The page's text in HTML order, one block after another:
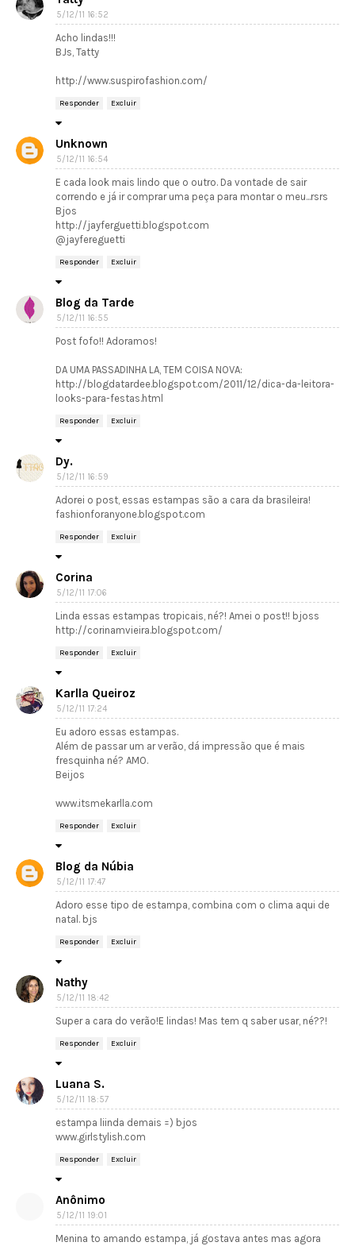
5/12/11 16:52
Acho lindas!!!
BJs, Tatty
http://www.suspirofashion.com/
Responder Excluir
Unknown
5/12/11 16:54
E cada look mais lindo que o outro. Da vontade de sair
correndo e já ir comprar uma peça para montar o meu...rsrs
Bjos
http://jayferguetti.blogspot.com
@jayfereguetti
Responder Excluir
Blog da Tarde
5/12/11 16:55
Post fofo!! Adoramos!
DA UMA PASSADINHA LA, TEM COISA NOVA:
http://blogdatardee.blogspot.com/2011/12/dica-da-leitora-
looks-para-festas.html
Responder Excluir
Dy.
5/12/11 16:59
Adorei o post, essas estampas são a cara da brasileira!
fashionforanyone.blogspot.com
Responder Excluir
Corina
5/12/11 17:06
Linda essas estampas tropicais, né?! Amei o post!! bjoss
http://corinamvieira.blogspot.com/
Responder Excluir
Karlla Queiroz
5/12/11 17:24
Eu adoro essas estampas.
Além de passar um ar verão, dá impressão que é mais
fresquinha né? AMO.
Beijos
www.itsmekarlla.com
Responder Excluir
Blog da Núbia
5/12/11 17:47
Adoro esse tipo de estampa, combina com o clima aqui de
natal. bjs
Responder Excluir
Nathy
5/12/11 18:42
Super a cara do verão!E lindas! Mas tem q saber usar, né??!
Responder Excluir
Luana S.
5/12/11 18:57
estampa liinda demais =) bjos
www.girlstylish.com
Responder Excluir
Anônimo
5/12/11 19:01
Menina to amando estampa, já gostava antes mas agora